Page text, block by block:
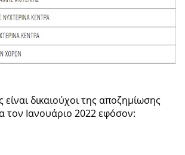
είναι δικαιούχοι της αποζημίωσης
τον Ιανουάριο 2022 εφόσον: